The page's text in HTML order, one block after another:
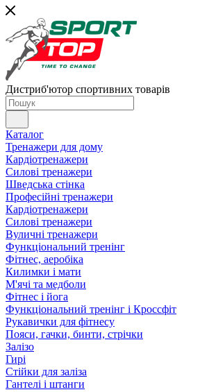
Дистриб'ютор спортивних товарів
Каталог
Тренажери для дому
Кардіотренажери
Силові тренажери
Шведська стінка
Професійні тренажери
Кардіотренажери
Силові тренажери
Вуличні тренажери
Функціональний тренінг
Фітнес, аеробіка
Килимки і мати
М'ячі та медболи
Фітнес і йога
Функціональний тренінг і Кроссфіт
Рукавички для фітнесу
Пояси, гачки, бинти, стрічки
Залізо
Гирі
Стійки для заліза
Гантелі і штанги